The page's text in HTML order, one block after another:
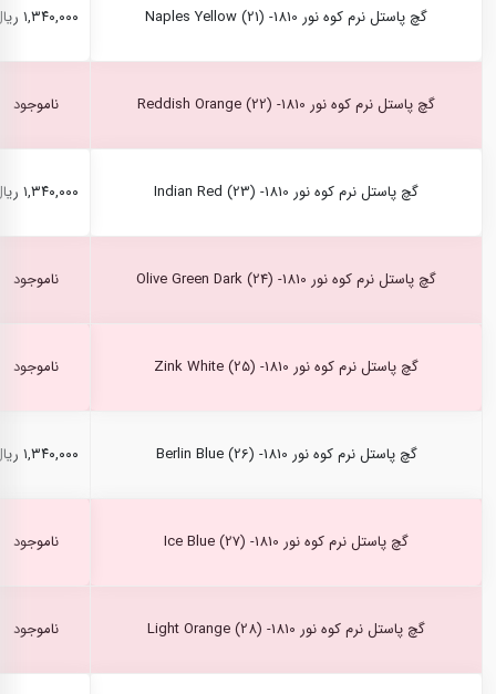
گچ پاستل نرم کوه نور Naples Yellow (21) -1810 ۱,۳۴۰,۰۰۰ ریال
گچ پاستل نرم کوه نور Reddish Orange (22) -1810 ناموجود
گچ پاستل نرم کوه نور Indian Red (23) -1810 ۱,۳۴۰,۰۰۰ ریال
گچ پاستل نرم کوه نور Olive Green Dark (24) -1810 ناموجود
گچ پاستل نرم کوه نور Zink White (25) -1810 ناموجود
گچ پاستل نرم کوه نور Berlin Blue (26) -1810 ۱,۳۴۰,۰۰۰ ریال
گچ پاستل نرم کوه نور Ice Blue (27) -1810 ناموجود
گچ پاستل نرم کوه نور Light Orange (28) -1810 ناموجود